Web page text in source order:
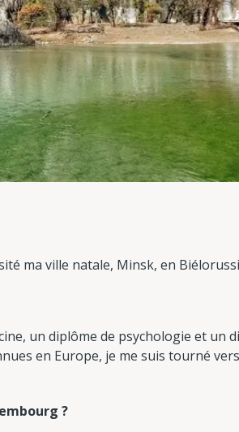
ma ville natale, Minsk, en
un diplôme de psychologie et un
en Europe, je me suis tourné
?